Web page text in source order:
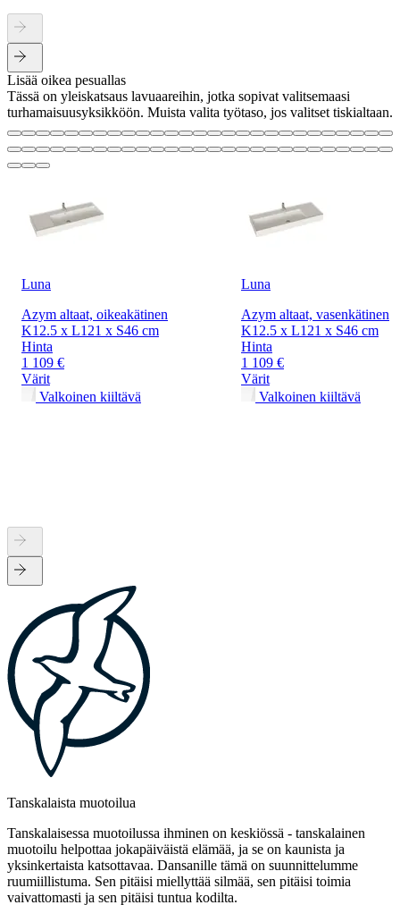
Lisää oikea pesuallas
Tässä on yleiskatsaus lavuaareihin, jotka sopivat valitsemaasi
turhamaisuusyksikköön. Muista valita työtaso, jos valitset tiskialtaan.
Luna
Azym altaat, oikeakätinen
K12.5 x L121 x S46 cm
Hinta
1 109 €
Värit
Valkoinen kiiltävä
Luna
Azym altaat, vasenkätinen
K12.5 x L121 x S46 cm
Hinta
1 109 €
Värit
Valkoinen kiiltävä
Tanskalaista muotoilua
Tanskalaisessa muotoilussa ihminen on keskiössä - tanskalainen
muotoilu helpottaa jokapäiväistä elämää, ja se on kaunista ja
yksinkertaista katsottavaa. Dansanille tämä on suunnittelumme
ruumiillistuma. Sen pitäisi miellyttää silmää, sen pitäisi toimia
vaivattomasti ja sen pitäisi tuntua kodilta.